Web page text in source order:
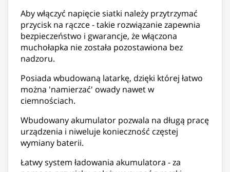
Aby włączyć napięcie siatki należy przytrzymać
przycisk na rączce - takie rozwiązanie zapewnia
bezpieczeństwo i gwarancje, że włączona
muchołapka nie została pozostawiona bez
nadzoru.
Posiada wbudowaną latarkę, dzięki której łatwo
można 'namierzać' owady nawet w
ciemnościach.
Wbudowany akumulator pozwala na długą pracę
urządzenia i niweluje konieczność częstej
wymiany baterii.
Łatwy system ładowania akumulatora - za